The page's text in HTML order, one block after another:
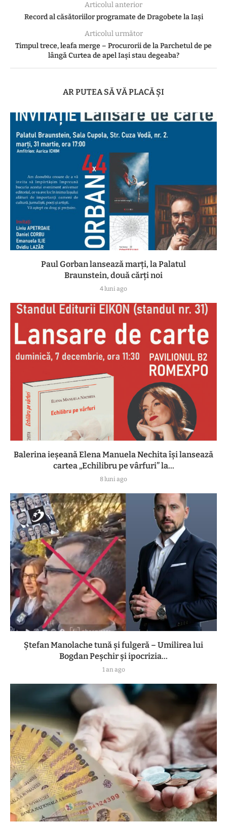
Articolul anterior
Record al căsătoriilor programate de Dragobete la Iași
Articolul următor
Timpul trece, leafa merge – Procurorii de la Parchetul de pe
lângă Curtea de apel Iași stau degeaba?
AR PUTEA SĂ VĂ PLACĂ ȘI
Paul Gorban lansează marți, la Palatul
Braunstein, două cărți noi
4 luni ago
Balerina ieșeană Elena Manuela Nechita își lansează
cartea „Echilibru pe vârfuri” la...
8 luni ago
Ștefan Manolache tună și fulgeră – Umilirea lui
Bogdan Peșchir și ipocrizia...
1 an ago